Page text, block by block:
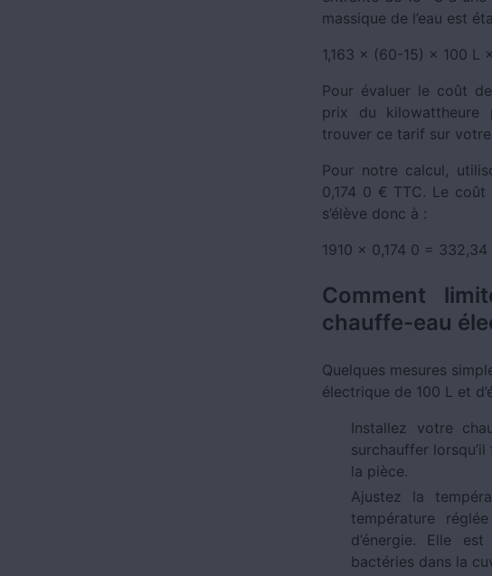
massique de l’eau est
1,163 × (60-15) × 100 L
Pour évaluer le coût
prix du kilowattheure
trouver ce tarif sur
Pour notre calcul,
0,174 0 € TTC. Le
s’élève donc à :
1910 × 0,174 0 =
Comment
chauffe-eau
Quelques mesures
électrique de 100 L et
Installez votre
surchauffer
la pièce.
Ajustez la
température
d’énergie. Elle
bactéries dans la